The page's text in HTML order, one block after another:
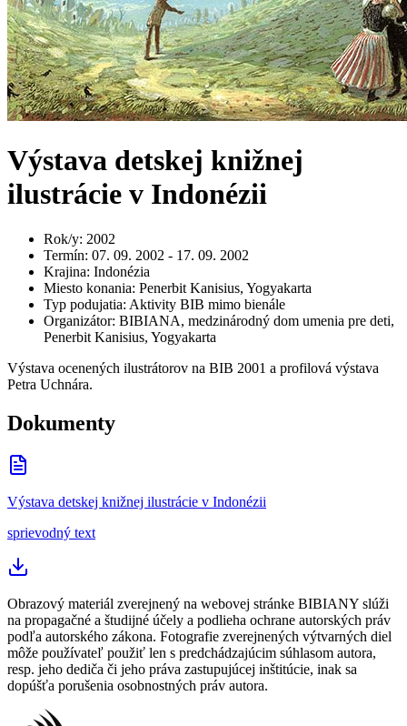
Výstava detskej knižnej
ilustrácie v Indonézii
Rok/y: 2002
Termín: 07. 09. 2002 - 17. 09. 2002
Krajina: Indonézia
Miesto konania: Penerbit Kanisius, Yogyakarta
Typ podujatia: Aktivity BIB mimo bienále
Organizátor: BIBIANA, medzinárodný dom umenia pre deti,
Penerbit Kanisius, Yogyakarta
Výstava ocenených ilustrátorov na BIB 2001 a profilová výstava
Petra Uchnára.
Dokumenty
Výstava detskej knižnej ilustrácie v Indonézii
sprievodný text
Obrazový materiál zverejnený na webovej stránke BIBIANY slúži
na propagačné a študijné účely a podlieha ochrane autorských práv
podľa autorského zákona. Fotografie zverejnených výtvarných diel
môže používateľ použiť len s predchádzajúcim súhlasom autora,
resp. jeho dediča či jeho práva zastupujúcej inštitúcie, inak sa
dopúšťa porušenia osobnostných práv autora.